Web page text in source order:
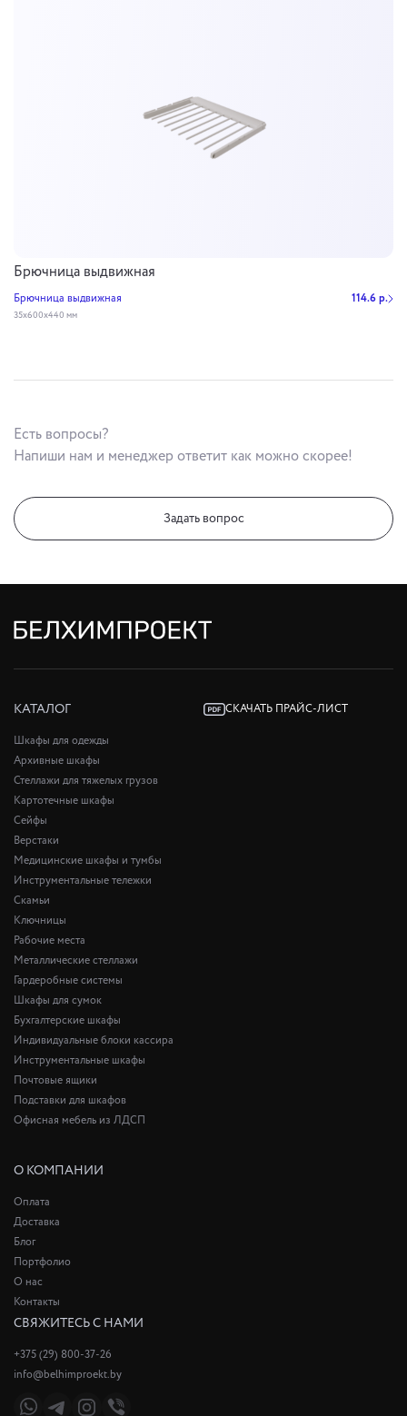
Брючница выдвижная
Брючница выдвижная 114.6 р.
35х600х440 мм
Есть вопросы?
Напиши нам и менеджер ответит как можно скорее!
Задать вопрос
КАТАЛОГ СКАЧАТЬ ПРАЙС-ЛИСТ
Шкафы для одежды
Архивные шкафы
Стеллажи для тяжелых грузов
Картотечные шкафы
Сейфы
Верстаки
Медицинские шкафы и тумбы
Инструментальные тележки
Скамьи
Ключницы
Рабочие места
Металлические стеллажи
Гардеробные системы
Шкафы для сумок
Бухгалтерские шкафы
Индивидуальные блоки кассира
Инструментальные шкафы
Почтовые ящики
Подставки для шкафов
Офисная мебель из ЛДСП
О КОМПАНИИ
Оплата
Доставка
Блог
Портфолио
О нас
Контакты
СВЯЖИТЕСЬ С НАМИ
+375 (29) 800-37-26
info@belhimproekt.by